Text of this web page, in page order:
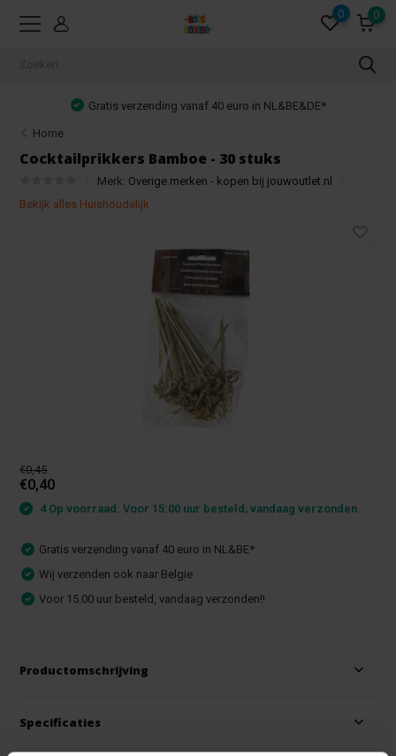
0 0
Gratis verzending vanaf 40 euro in NL&BE&DE*
Home
Cocktailprikkers Bamboe - 30 stuks
Merk: Overige merken - kopen bij jouwoutlet.nl
Bekijk alles Huishoudelijk
€0,45
€0,40
4 Op voorraad: Voor 15:00 uur besteld, vandaag verzonden
Gratis verzending vanaf 40 euro in NL&BE*
Wij verzenden ook naar Belgie
Voor 15.00 uur besteld, vandaag verzonden!!
Productomschrijving
Specificaties